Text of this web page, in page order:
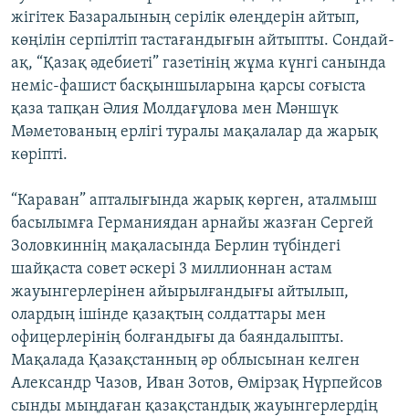
жігітек Базаралының серілік өлеңдерін айтып,
көңілін серпілтіп тастағандығын айтыпты. Сондай-
ақ, “Қазақ әдебиеті” газетінің жұма күнгі санында
неміс-фашист басқыншыларына қарсы соғыста
қаза тапқан Әлия Молдағұлова мен Мәншүк
Мәметованың ерлігі туралы мақалалар да жарық
көріпті.
“Караван” апталығында жарық көрген, аталмыш
басылымға Германиядан арнайы жазған Сергей
Золовкиннің мақаласында Берлин түбіндегі
шайқаста совет әскері 3 миллионнан астам
жауынгерлерінен айырылғандығы айтылып,
олардың ішінде қазақтың солдаттары мен
офицерлерінің болғандығы да баяндалыпты.
Мақалада Қазақстанның әр облысынан келген
Александр Чазов, Иван Зотов, Өмірзақ Нүрпейсов
сынды мыңдаған қазақстандық жауынгерлердің